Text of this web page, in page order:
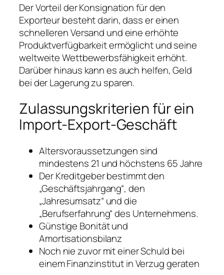
Der Vorteil der Konsignation für den
Exporteur besteht darin, dass er einen
schnelleren Versand und eine erhöhte
Produktverfügbarkeit ermöglicht und seine
weltweite Wettbewerbsfähigkeit erhöht.
Darüber hinaus kann es auch helfen, Geld
bei der Lagerung zu sparen.
Zulassungskriterien für ein
Import-Export-Geschäft
Altersvoraussetzungen sind
mindestens 21 und höchstens 65 Jahre
Der Kreditgeber bestimmt den
„Geschäftsjahrgang“, den
„Jahresumsatz“ und die
„Berufserfahrung“ des Unternehmens.
Günstige Bonität und
Amortisationsbilanz
Noch nie zuvor mit einer Schuld bei
einem Finanzinstitut in Verzug geraten